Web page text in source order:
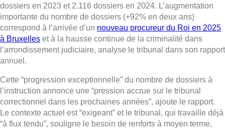
dossiers en 2023 et 2.116 dossiers en 2024. L’augmentation
importante du nombre de dossiers (+92% en deux ans)
correspond à l’arrivée d’un nouveau procureur du Roi en 2025
à Bruxelles et à la hausse continue de la criminalité dans
l’arrondissement judiciaire, analyse le tribunal dans son rapport
annuel.
Cette “progression exceptionnelle” du nombre de dossiers à
l’instruction annonce une “pression accrue sur le tribunal
correctionnel dans les prochaines années”, ajoute le rapport.
Le contexte actuel est “exigeant” et le tribunal, qui travaille déjà
“à flux tendu”, souligne le besoin de renforts à moyen terme,